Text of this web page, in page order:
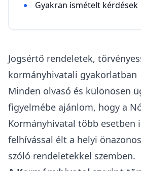
Gyakran ismételt kérdések
Jogsértő rendeletek,
kormányhivatali gyakorlatban
Minden olvasó és különösen
figyelmébe ajánlom, hogy a
Kormányhivatal több esetben
felhívással élt a helyi
szóló rendeletekkel szemben.